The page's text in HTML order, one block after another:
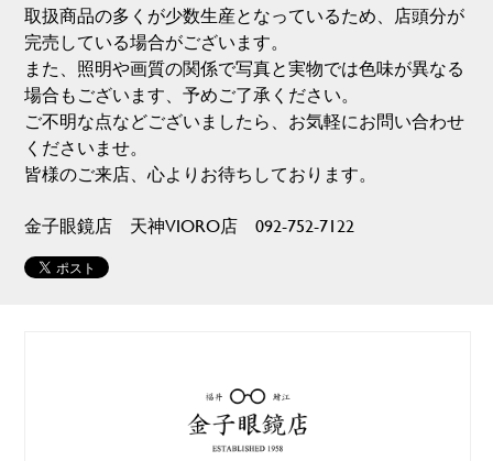
取扱商品の多くが少数生産となっているため、店頭分が
完売している場合がございます。
また、照明や画質の関係で写真と実物では色味が異なる
場合もございます、予めご了承ください。
ご不明な点などございましたら、お気軽にお問い合わせ
くださいませ。
皆様のご来店、心よりお待ちしております。
金子眼鏡店 天神VIORO店 092-752-7122